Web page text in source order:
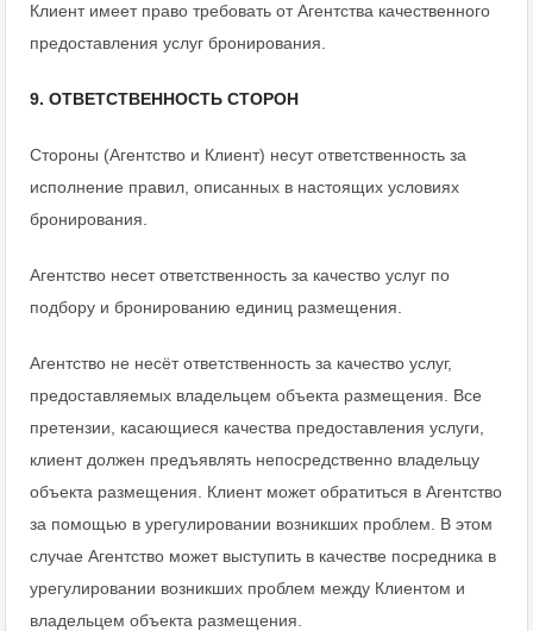
Клиент имеет право требовать от Агентства качественного
предоставления услуг бронирования.
9. ОТВЕТСТВЕННОСТЬ СТОРОН
Стороны (Агентство и Клиент) несут ответственность за
исполнение правил, описанных в настоящих условиях
бронирования.
Агентство несет ответственность за качество услуг по
подбору и бронированию единиц размещения.
Агентство не несёт ответственность за качество услуг,
предоставляемых владельцем объекта размещения. Все
претензии, касающиеся качества предоставления услуги,
клиент должен предъявлять непосредственно владельцу
объекта размещения. Клиент может обратиться в Агентство
за помощью в урегулировании возникших проблем. В этом
случае Агентство может выступить в качестве посредника в
урегулировании возникших проблем между Клиентом и
владельцем объекта размещения.